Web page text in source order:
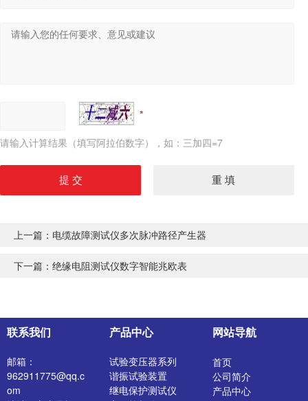
请输入计算结果（填写阿拉伯数字），如：三加四=7
上一篇： 电缆故障测试仪多次脉冲路径产生器
下一篇： 绝缘电阻测试仪数字智能兆欧表
联系我们
邮箱：
962911775@qq.c
om
产品中心
试验变压器系列
谐振试验装置
继电保护测试仪
网站导航
首页
公司简介
产品中心